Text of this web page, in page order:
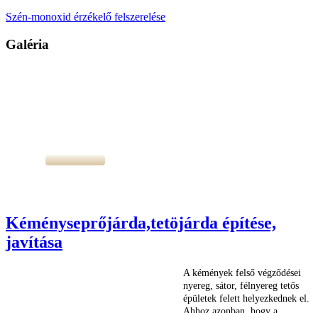
Szén-monoxid érzékelő felszerelése
Galéria
Kéményseprőjárda,tetöjárda építése,
javítása
A kémények felső végződései
nyereg, sátor, félnyereg tetős
épületek felett helyezkednek el.